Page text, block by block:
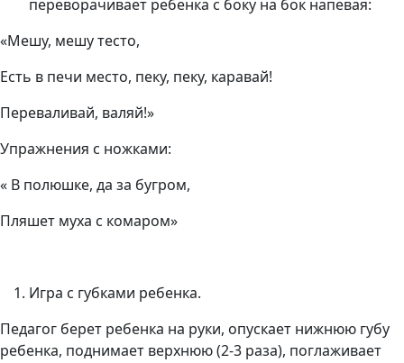
переворачивает ребенка с боку на бок напевая:
«Мешу, мешу тесто,
Есть в печи место, пеку, пеку, каравай!
Переваливай, валяй!»
Упражнения с ножками:
« В полюшке, да за бугром,
Пляшет муха с комаром»
Игра с губками ребенка.
Педагог берет ребенка на руки, опускает нижнюю губу
ребенка, поднимает верхнюю (2-3 раза), поглаживает